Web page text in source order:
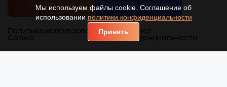
Связаться Быстрая ипотека
Политика использования
Cookie.
Политика
конфиденциальности.
Мы используем файлы cookie. Соглашение об
использовании политики конфиденциальности
Принять